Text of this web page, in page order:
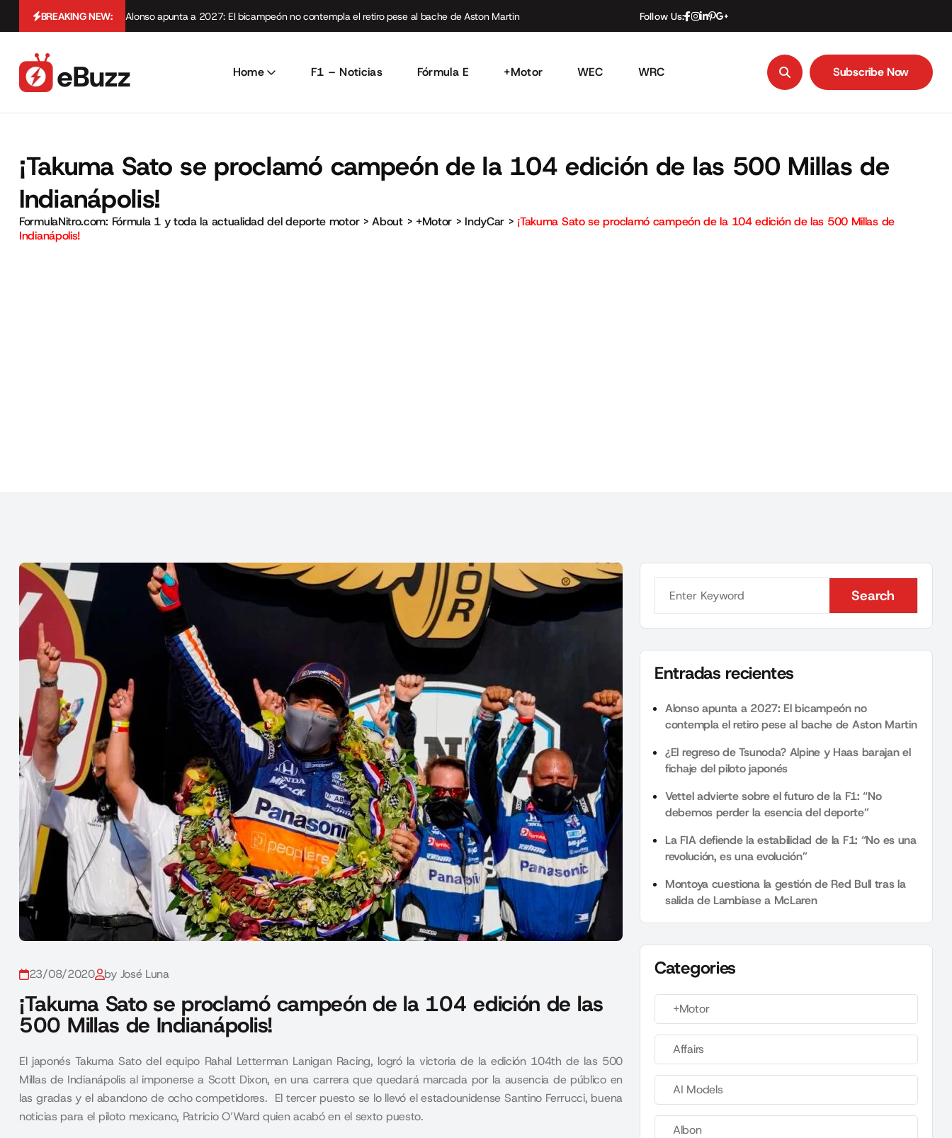
BREAKING NEW: Alonso apunta a 2027: El bicampeón no contempla el retiro pese al bache de Aston Martin Follow Us:
Home F1 – Noticias Fórmula E +Motor WEC WRC Subscribe Now
¡Takuma Sato se proclamó campeón de la 104 edición de las 500 Millas de
Indianápolis!
FormulaNitro.com: Fórmula 1 y toda la actualidad del deporte motor>About> +Motor > IndyCar > ¡Takuma Sato se proclamó campeón de la 104 edición de las 500 Millas de
Indianápolis!
23/08/2020 by José Luna
¡Takuma Sato se proclamó campeón de la 104 edición de las
500 Millas de Indianápolis!
El japonés Takuma Sato del equipo Rahal Letterman Lanigan Racing, logró la victoria de la edición 104th de las 500
Millas de Indianápolis al imponerse a Scott Dixon, en una carrera que quedará marcada por la ausencia de público en
las gradas y el abandono de ocho competidores. El tercer puesto se lo llevó el estadounidense Santino Ferrucci, buena
noticias para el piloto mexicano, Patricio O’Ward quien acabó en el sexto puesto.
Search
Search
Entradas recientes
Alonso apunta a 2027: El bicampeón no
contempla el retiro pese al bache de Aston Martin
¿El regreso de Tsunoda? Alpine y Haas barajan el
fichaje del piloto japonés
Vettel advierte sobre el futuro de la F1: “No
debemos perder la esencia del deporte”
La FIA defiende la estabilidad de la F1: “No es una
revolución, es una evolución”
Montoya cuestiona la gestión de Red Bull tras la
salida de Lambiase a McLaren
Categories
+Motor
Affairs
AI Models
Albon